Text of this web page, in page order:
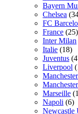
Bayern
Chelsea
FC
France (25)
Inter Milan
Italie (18)
Juventus
Liverpool
Marseille
Napoli (6)
Newcastle